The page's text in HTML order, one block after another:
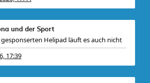
und der Sport
Helipad läuft es auch nicht
17:39